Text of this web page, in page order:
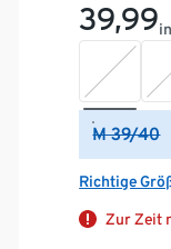
39,99
M 39/40
Richtige
Zur Zeit